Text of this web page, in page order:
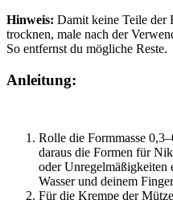
Hinweis: Damit keine Teile der
trocknen, male nach der
So entfernst du mögliche Reste.
Anleitung:
Rolle die Formmasse
daraus die Formen für
oder Unregelmäßigkeiten
Wasser und deinem
Für die Krempe der